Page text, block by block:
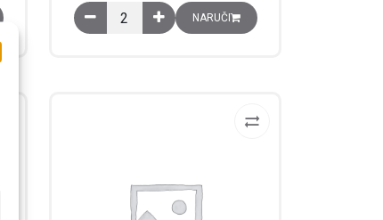
6 modula, bijeli količina
Okvir Mosaic, 8 horizontalnih modula, bijela
NARUČI